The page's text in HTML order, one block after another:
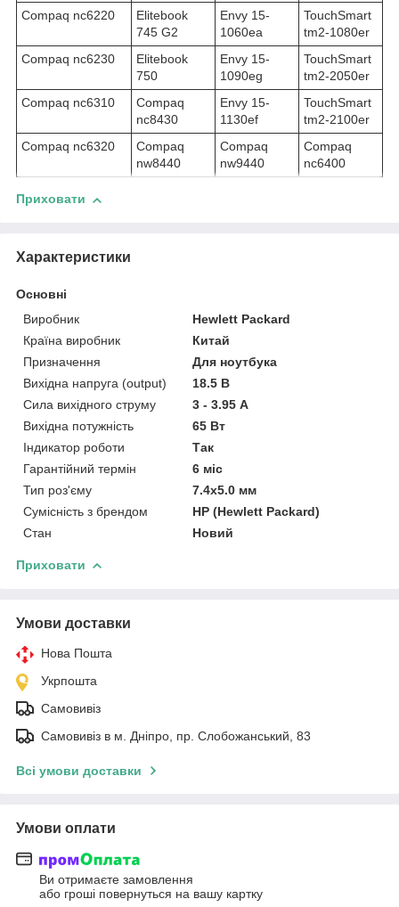
Compaq nc6220
Elitebook
745 G2
Envy 15-
1060ea
TouchSmart
tm2-1080er
Compaq nc6230
Elitebook
750
Envy 15-
1090eg
TouchSmart
tm2-2050er
Compaq nc6310
Compaq
nc8430
Envy 15-
1130ef
TouchSmart
tm2-2100er
Compaq nc6320
Compaq
nw8440
Compaq
nw9440
Compaq
nc6400
Приховати
Характеристики
Основні
Виробник
Hewlett Packard
Країна виробник
Китай
Призначення
Для ноутбука
Вихідна напруга (output)
18.5 В
Сила вихідного струму
3 - 3.95 А
Вихідна потужність
65 Вт
Індикатор роботи
Так
Гарантійний термін
6 міс
Тип роз'єму
7.4x5.0 мм
Сумісність з брендом
HP (Hewlett Packard)
Стан
Новий
Приховати
Умови доставки
Нова Пошта
Укрпошта
Самовивіз
Самовивіз в м. Дніпро, пр. Слобожанський, 83
Всі умови доставки
Умови оплати
Ви отримаєте замовлення
або гроші повернуться на вашу картку